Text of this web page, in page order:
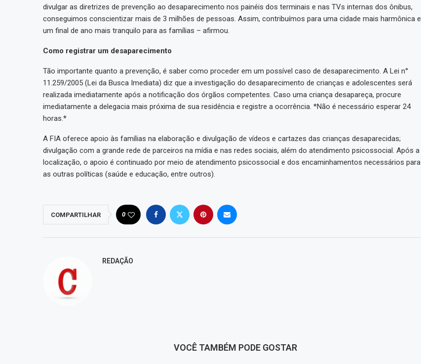
divulgar as diretrizes de prevenção ao desaparecimento nos painéis dos terminais e nas TVs internas dos ônibus,
conseguimos conscientizar mais de 3 milhões de pessoas. Assim, contribuímos para uma cidade mais harmônica e
um final de ano mais tranquilo para as famílias – afirmou.
Como registrar um desaparecimento
Tão importante quanto a prevenção, é saber como proceder em um possível caso de desaparecimento. A Lei n°
11.259/2005 (Lei da Busca Imediata) diz que a investigação do desaparecimento de crianças e adolescentes será
realizada imediatamente após a notificação dos órgãos competentes. Caso uma criança desapareça, procure
imediatamente a delegacia mais próxima de sua residência e registre a ocorrência. *Não é necessário esperar 24
horas.*
A FIA oferece apoio às famílias na elaboração e divulgação de vídeos e cartazes das crianças desaparecidas;
divulgação com a grande rede de parceiros na mídia e nas redes sociais, além do atendimento psicossocial. Após a
localização, o apoio é continuado por meio de atendimento psicossocial e dos encaminhamentos necessários para
as outras políticas (saúde e educação, entre outros).
COMPARTILHAR 0
REDAÇÃO
VOCÊ TAMBÉM PODE GOSTAR